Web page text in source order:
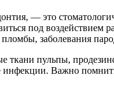
— это
под
заболевания
пульпы,
инфекции. Важно